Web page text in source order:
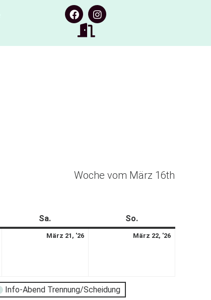
Woche vom März 16th
Sa. So.
März 21, '26 März 22, '26
Info-Abend Trennung/Scheidung